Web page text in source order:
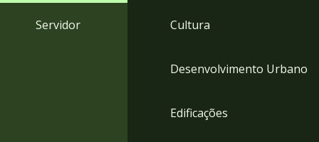
Servidor Cultura
Desenvolvimento Urbano
Edificações